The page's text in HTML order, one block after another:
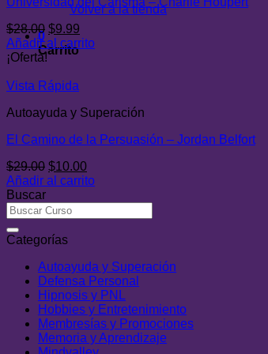
Volver a la tienda
0
Carrito
$28.00 El
precio
original
$28.00.
$9.99
precio
Añadir al carrito
¡Oferta!
Vista Rápida
Autoayuda y Superación
El Camino de la Persuasión – Jordan Belfort
$29.00 El
precio
era:
$29.00.
$10.00El
precio
$10.00.
Añadir al carrito
Buscar
Categorías
Autoayuda y Superación
Defensa Personal
Hipnosis y PNL
Hobbies y Entretenimiento
Membresías y Promociones
Memoria y Aprendizaje